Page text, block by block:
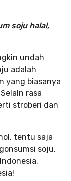
soju halal,
undah
adalah
yang biasanya
rasa
stroberi dan
tentu saja
soju.